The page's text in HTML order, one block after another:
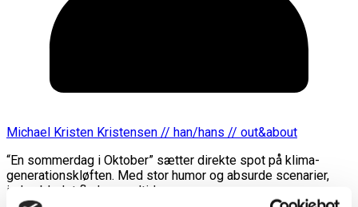
Michael Kristen Kristensen // han/hans // out&about
“En sommerdag i Oktober” sætter direkte spot på klima-
generationskløften. Med stor humor og absurde scenarier,
inden blodet flyder og altid